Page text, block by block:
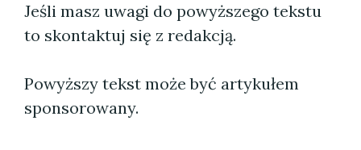
Jeśli masz uwagi do powyższego tekstu
to skontaktuj się z redakcją.
Powyższy tekst może być artykułem
sponsorowany.